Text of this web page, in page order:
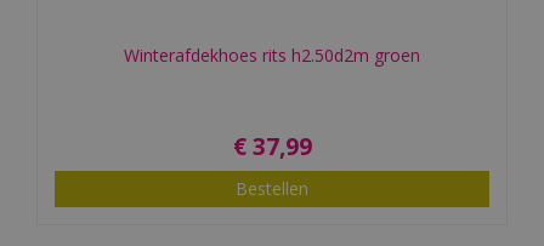
Winterafdekhoes rits h2.50d2m groen
€ 37,99
Bestellen